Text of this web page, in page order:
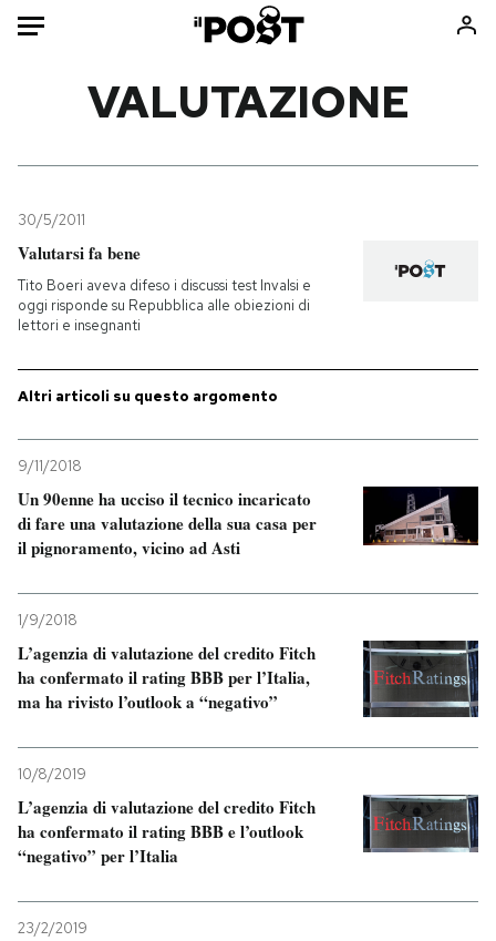
Mondo
Politica
Tecnologia
Internet
Sport
Storie/Idee
Ok Boomer!
Mondiali calcio 2026
PODCAST
NEWSLETTER
I MIEI PREFERITI
CALENDARIO
AREA PERSONALE
VALUTAZIONE
30/5/2011
Valutarsi fa bene
Tito Boeri aveva difeso i discussi test Invalsi e
oggi risponde su Repubblica alle obiezioni di
lettori e insegnanti
Altri articoli su questo argomento
9/11/2018
Un 90enne ha ucciso il tecnico incaricato
di fare una valutazione della sua casa per
il pignoramento, vicino ad Asti
1/9/2018
L’agenzia di valutazione del credito Fitch
ha confermato il rating BBB per l’Italia,
ma ha rivisto l’outlook a “negativo”
10/8/2019
L’agenzia di valutazione del credito Fitch
ha confermato il rating BBB e l’outlook
“negativo” per l’Italia
23/2/2019